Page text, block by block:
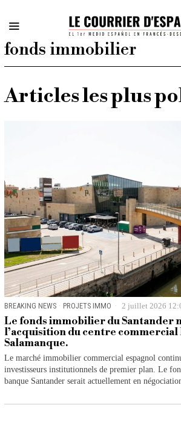
fonds immobilier
Articles les plus
BREAKING NEWS · PROJETS IMMO 2 juillet 2026
Le fonds immobilier du Santander
l’acquisition du centre commercial
Salamanque.
Le marché immobilier commercial espagnol
investisseurs institutionnels de premier plan. Le
banque Santander serait actuellement en